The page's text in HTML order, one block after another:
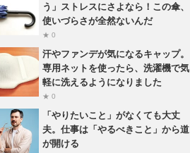
う」ストレスにさよなら！この傘、
使いづらさが全然ないんだ
★ 0
汗やファンデが気になるキャップ。
専用ネットを使ったら、洗濯機で気
軽に洗えるようになりました
★ 0
「やりたいこと」がなくても大丈
夫。仕事は「やるべきこと」から道
が開ける